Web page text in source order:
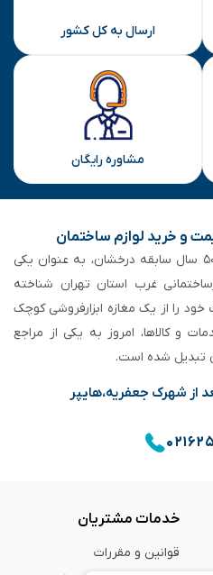
ارسال به کل کشور
مشاوره رایگان
و خرید لوازم ساختمان
هایپر ساختمانی خاجی‌ با بیش از ۵۰ سال سابقه‌ درخشان، به عنوان یکی
غرب استان تهران شناخته
را از یک مغازه ابزارفروشی کوچک
و کالاها، امروز به یکی از مراجع
تبدیل شده است.
از شهرک جعفریه،هایپر
خدمات مشتریان
قوانین و مقررات